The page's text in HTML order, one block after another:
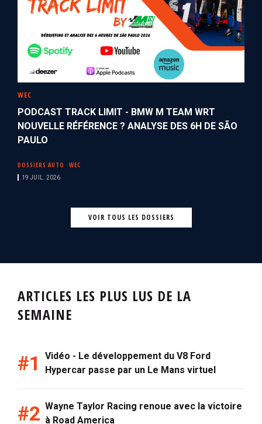
WEC
PODCAST TRACK LIMIT - BMW M TEAM WRT
NOUVELLE RÉFÉRENCE ? ANALYSE DES 6H DE SÃO
PAULO
DOSSIERS AUTO WEC
19 JUIL. 2026
VOIR TOUS LES DOSSIERS
ARTICLES LES PLUS LUS DE LA
SEMAINE
Vidéo - Le développement du V8 Ford
Hypercar passe par un Le Mans virtuel
Wayne Taylor Racing renoue avec la victoire
à Road America